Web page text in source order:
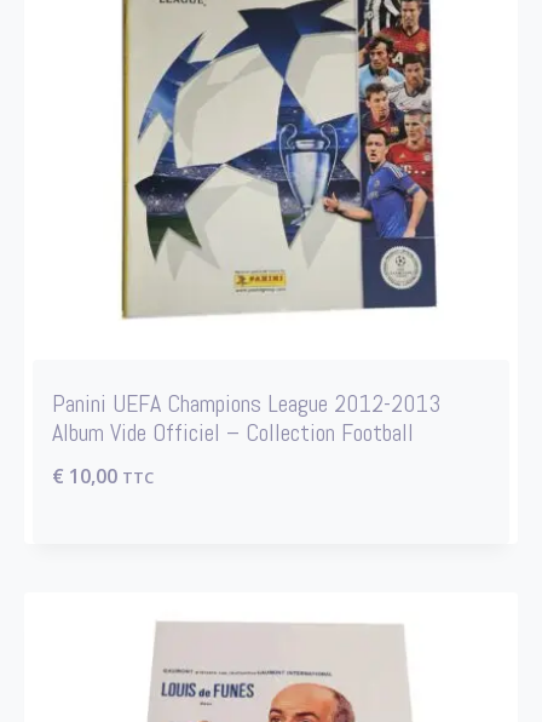
Panini UEFA Champions League 2012-2013
Album Vide Officiel – Collection Football
€ 10,00 TTC